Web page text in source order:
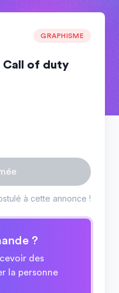
GRAPHISME
Call of duty
à cette annonce !
?
des
la personne